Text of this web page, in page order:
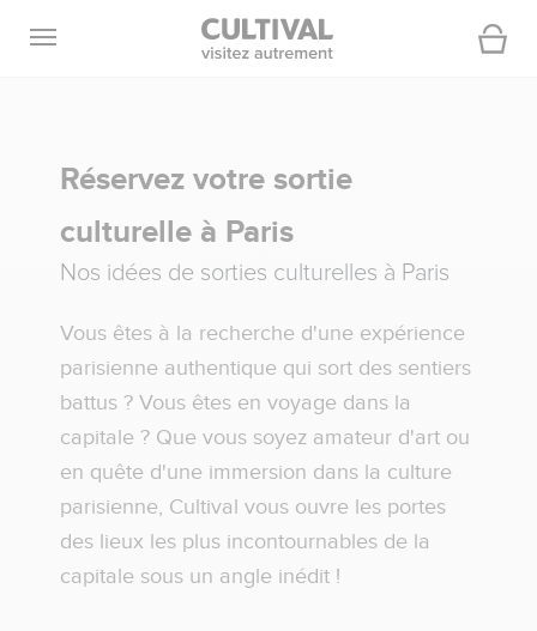
Ouvrir la navigation Panier
Réservez votre sortie
culturelle à Paris
Nos idées de sorties culturelles à Paris
Vous êtes à la recherche d'une expérience
parisienne authentique qui sort des sentiers
battus ? Vous êtes en voyage dans la
capitale ? Que vous soyez amateur d'art ou
en quête d'une immersion dans la culture
parisienne, Cultival vous ouvre les portes
des lieux les plus incontournables de la
capitale sous un angle inédit !